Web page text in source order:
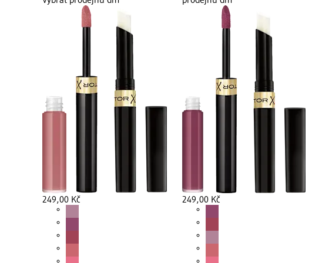
249,00 Kč 249,00 Kč